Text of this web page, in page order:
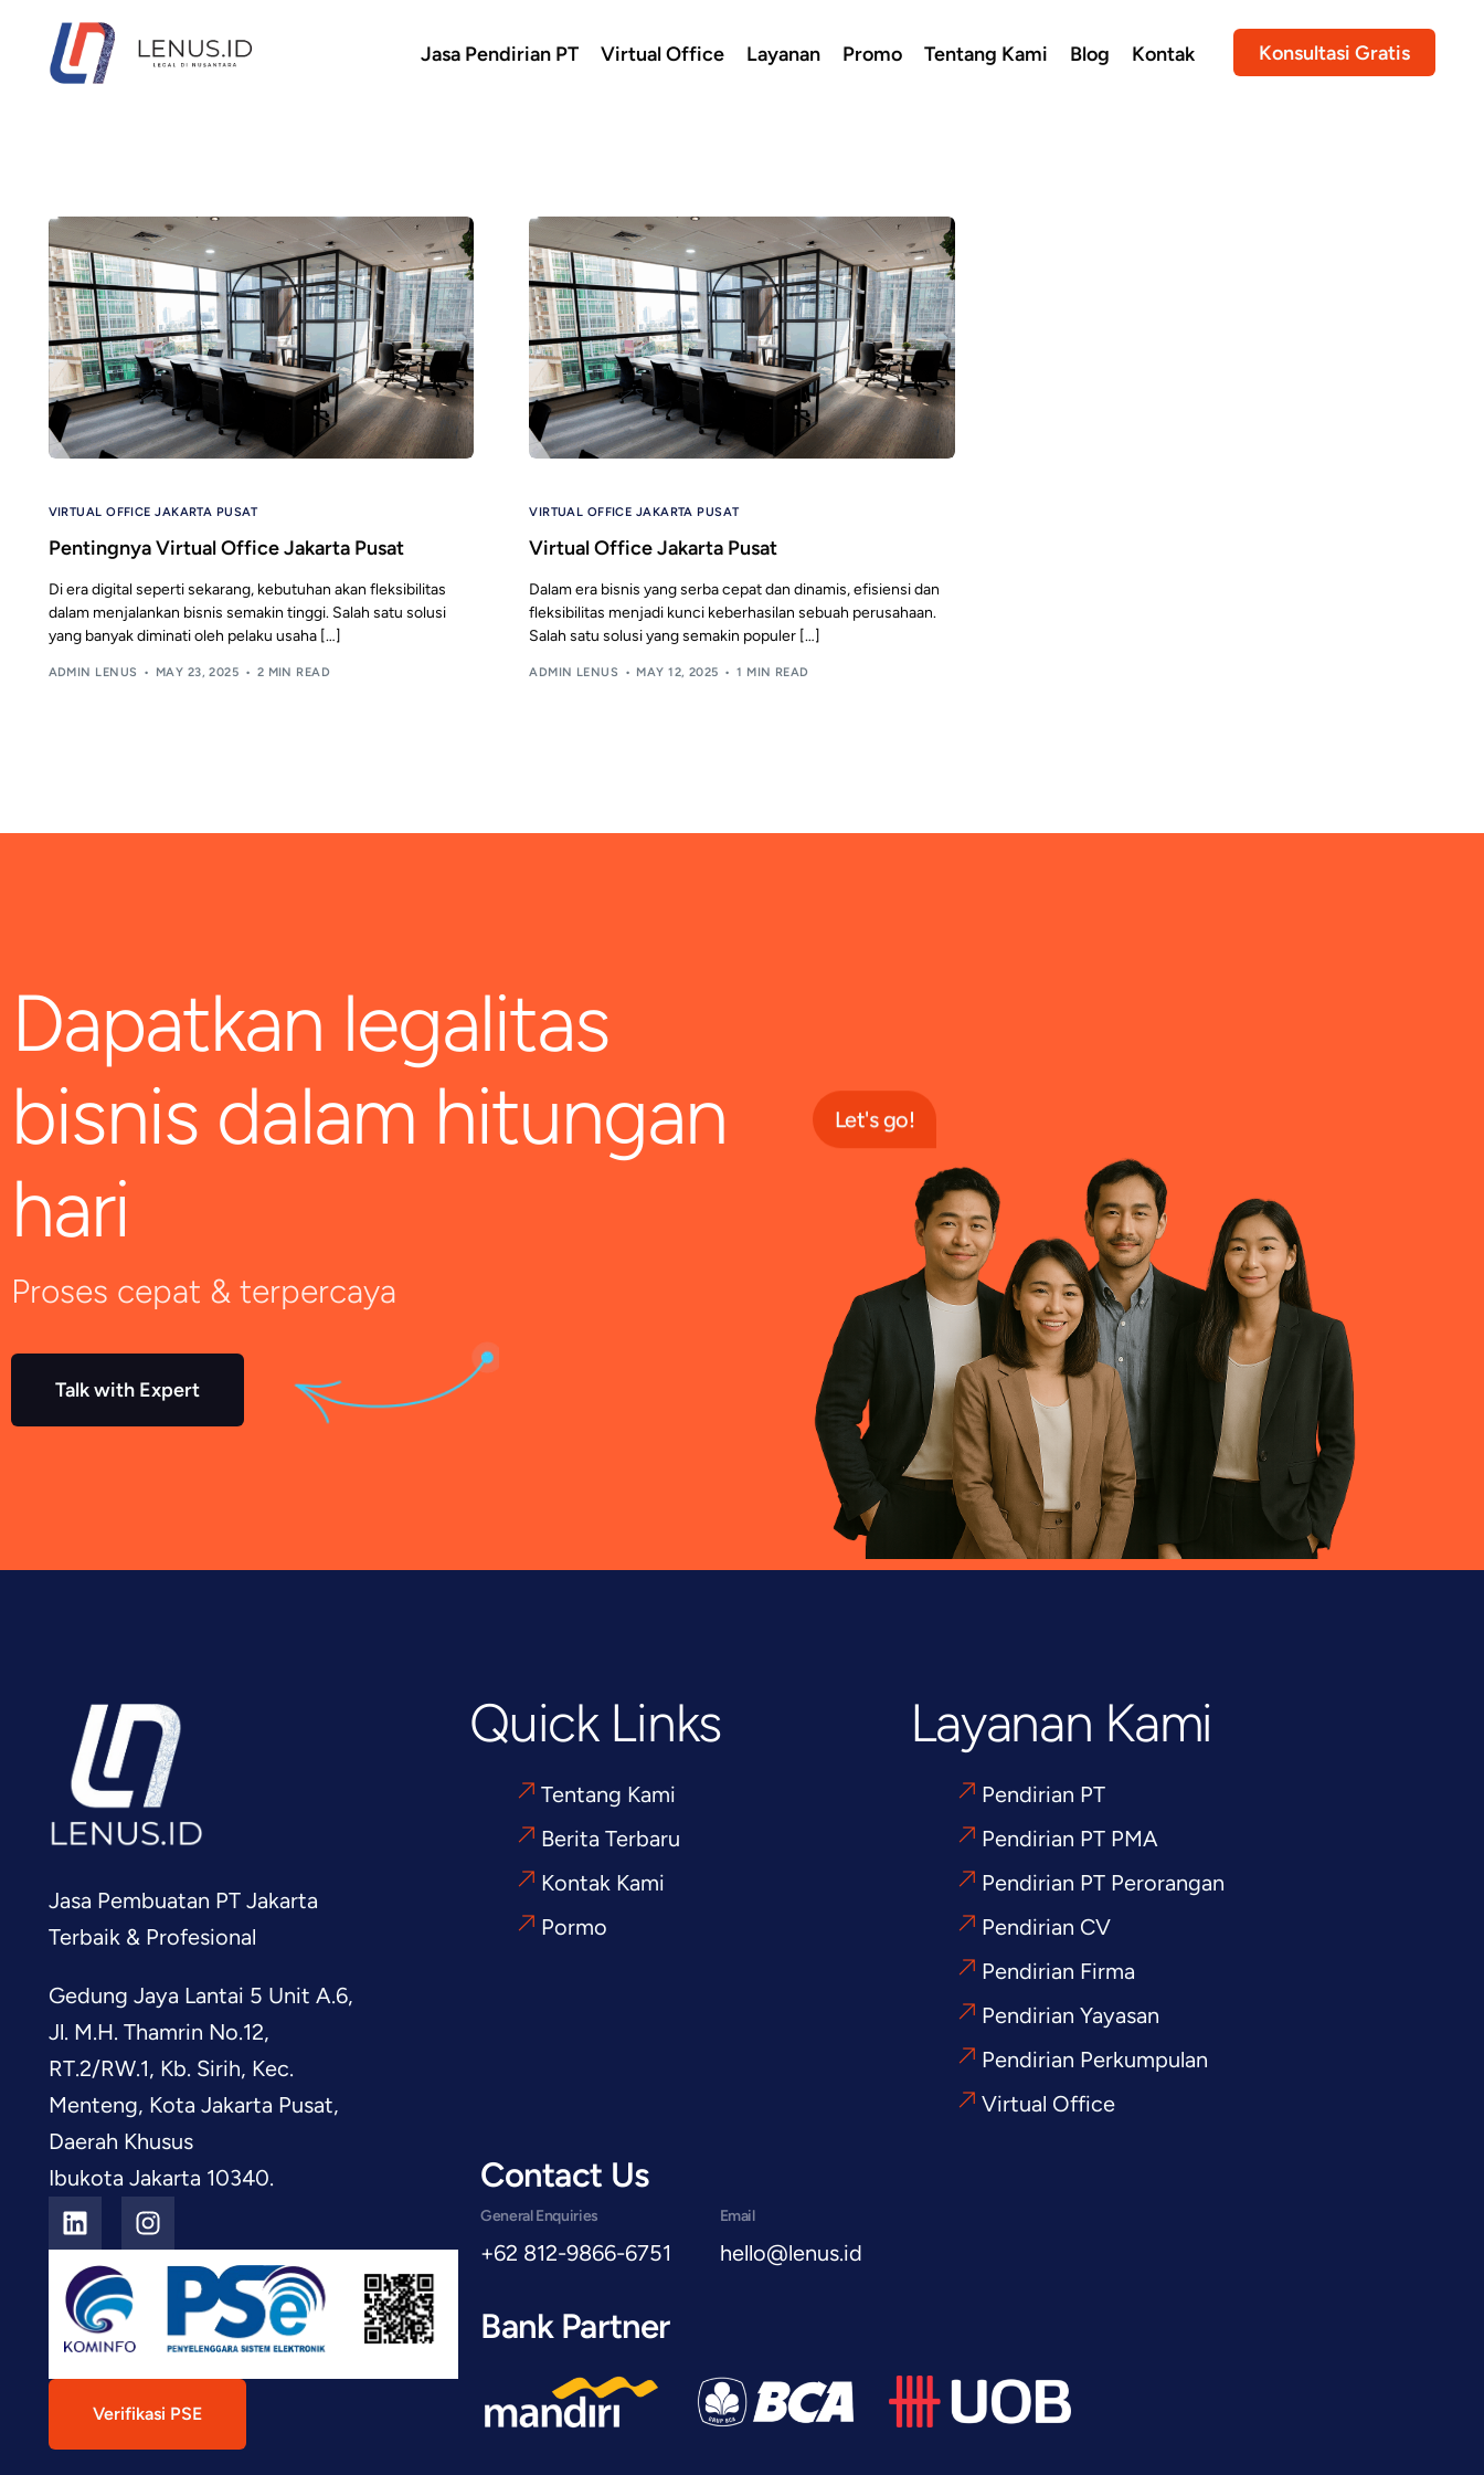
Jasa Pendirian PT Virtual Office Layanan Promo Tentang Kami Blog Kontak Konsultasi Gratis
VIRTUAL OFFICE JAKARTA PUSAT
Pentingnya Virtual Office Jakarta Pusat
Di era digital seperti sekarang, kebutuhan akan fleksibilitas
dalam menjalankan bisnis semakin tinggi. Salah satu solusi
yang banyak diminati oleh pelaku usaha […]
ADMIN LENUS MAY 23, 2025 2 MIN READ
VIRTUAL OFFICE JAKARTA PUSAT
Virtual Office Jakarta Pusat
Dalam era bisnis yang serba cepat dan dinamis, efisiensi dan
fleksibilitas menjadi kunci keberhasilan sebuah perusahaan.
Salah satu solusi yang semakin populer […]
ADMIN LENUS MAY 12, 2025 1 MIN READ
Dapatkan legalitas
bisnis dalam hitungan
hari
Proses cepat & terpercaya
Talk with Expert
Let's go!
Jasa Pembuatan PT Jakarta
Terbaik & Profesional
Gedung Jaya Lantai 5 Unit A.6,
Jl. M.H. Thamrin No.12,
RT.2/RW.1, Kb. Sirih, Kec.
Menteng, Kota Jakarta Pusat,
Daerah Khusus
Ibukota Jakarta 10340.
Verifikasi PSE
Quick Links
Tentang Kami
Berita Terbaru
Kontak Kami
Pormo
Layanan Kami
Pendirian PT
Pendirian PT PMA
Pendirian PT Perorangan
Pendirian CV
Pendirian Firma
Pendirian Yayasan
Pendirian Perkumpulan
Virtual Office
Contact Us
General Enquiries
+62 812-9866-6751
Email
hello@lenus.id
Bank Partner